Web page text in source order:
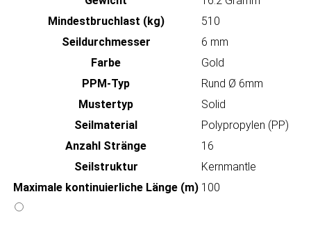
Mindestbruchlast (kg)
510
Seildurchmesser
6 mm
Farbe
Gold
PPM-Typ
Rund Ø 6mm
Mustertyp
Solid
Seilmaterial
Polypropylen (PP)
Anzahl Stränge
16
Seilstruktur
Kernmantle
Maximale kontinuierliche Länge (m) 100